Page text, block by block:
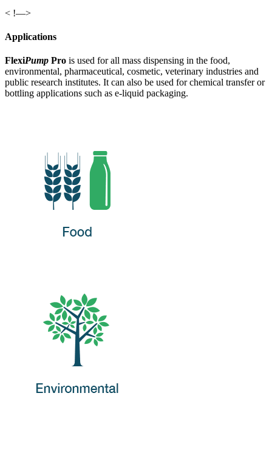
< !—>
Applications
FlexiPump Pro is used for all mass dispensing in the food,
environmental, pharmaceutical, cosmetic, veterinary industries and
public research institutes. It can also be used for chemical transfer or
bottling applications such as e-liquid packaging.